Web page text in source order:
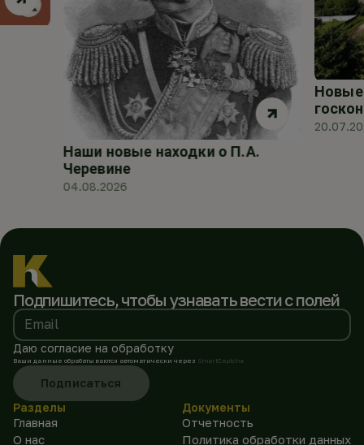
Наши новые находки о П.А.
Черевине
04.08.2026
Новые
Подпишитесь, чтобы узнавать вести с полей
Email
Даю согласие на обработку
Ваши данные обрабатываются автоматически через SmartCaptcha
Подписаться
Разделы
Главная
О нас
Документы
Отчетность
Политика обработки данных